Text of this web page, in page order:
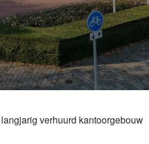
verhuurd kantoorgebouw